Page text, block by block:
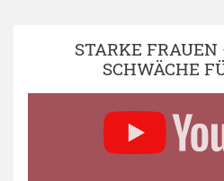
STARKE
SCHWÄCHE